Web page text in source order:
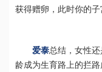
获得赠卵，此时你的子
爱泰总结，女性
龄成为生育路上的拦